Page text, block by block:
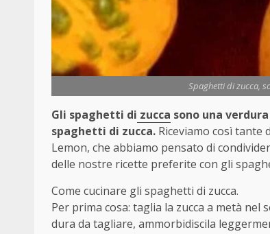
Spaghetti di zucca,
Gli spaghetti di zucca sono una
spaghetti di zucca. Riceviamo così tante
Lemon, che abbiamo pensato di
delle nostre ricette preferite con gli
Come cucinare gli spaghetti di zucca.
Per prima cosa: taglia la zucca a metà
dura da tagliare, ammorbidiscila